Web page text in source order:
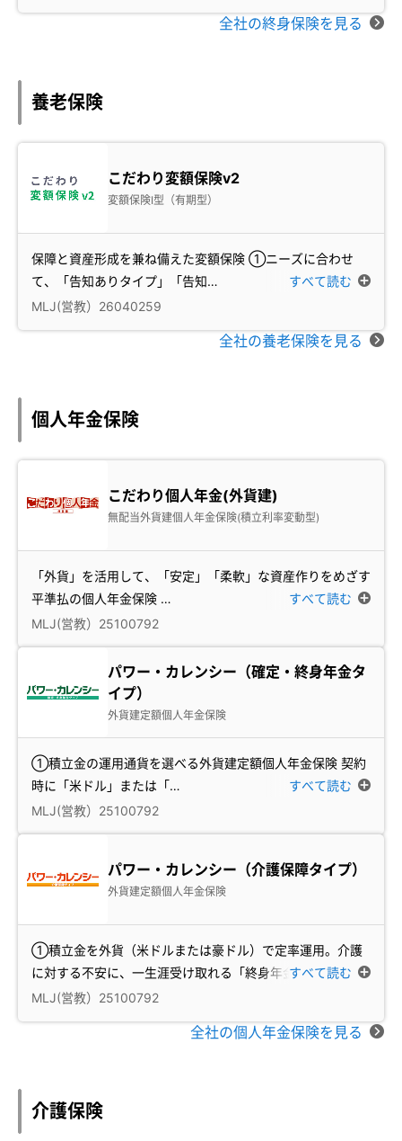
全社の終身保険を見る
養老保険
こだわり変額保険v2
変額保険Ⅰ型（有期型）
保障と資産形成を兼ね備えた変額保険 ①ニーズに合わせ
て、「告知ありタイプ」「告知…
すべて読む
MLJ(営教）26040259
全社の養老保険を見る
個人年金保険
こだわり個人年金(外貨建)
無配当外貨建個人年金保険(積立利率変動型)
「外貨」を活用して、「安定」「柔軟」な資産作りをめざす
平準払の個人年金保険 …
すべて読む
MLJ(営教）25100792
パワー・カレンシー（確定・終身年金タ
イプ）
外貨建定額個人年金保険
①積立金の運用通貨を選べる外貨建定額個人年金保険 契約
時に「米ドル」または「…
すべて読む
MLJ(営教）25100792
パワー・カレンシー（介護保障タイプ）
外貨建定額個人年金保険
①積立金を外貨（米ドルまたは豪ドル）で定率運用。介護
に対する不安に、一生涯受け取れる「終身年金」で「…
すべて読む
MLJ(営教）25100792
全社の個人年金保険を見る
介護保険